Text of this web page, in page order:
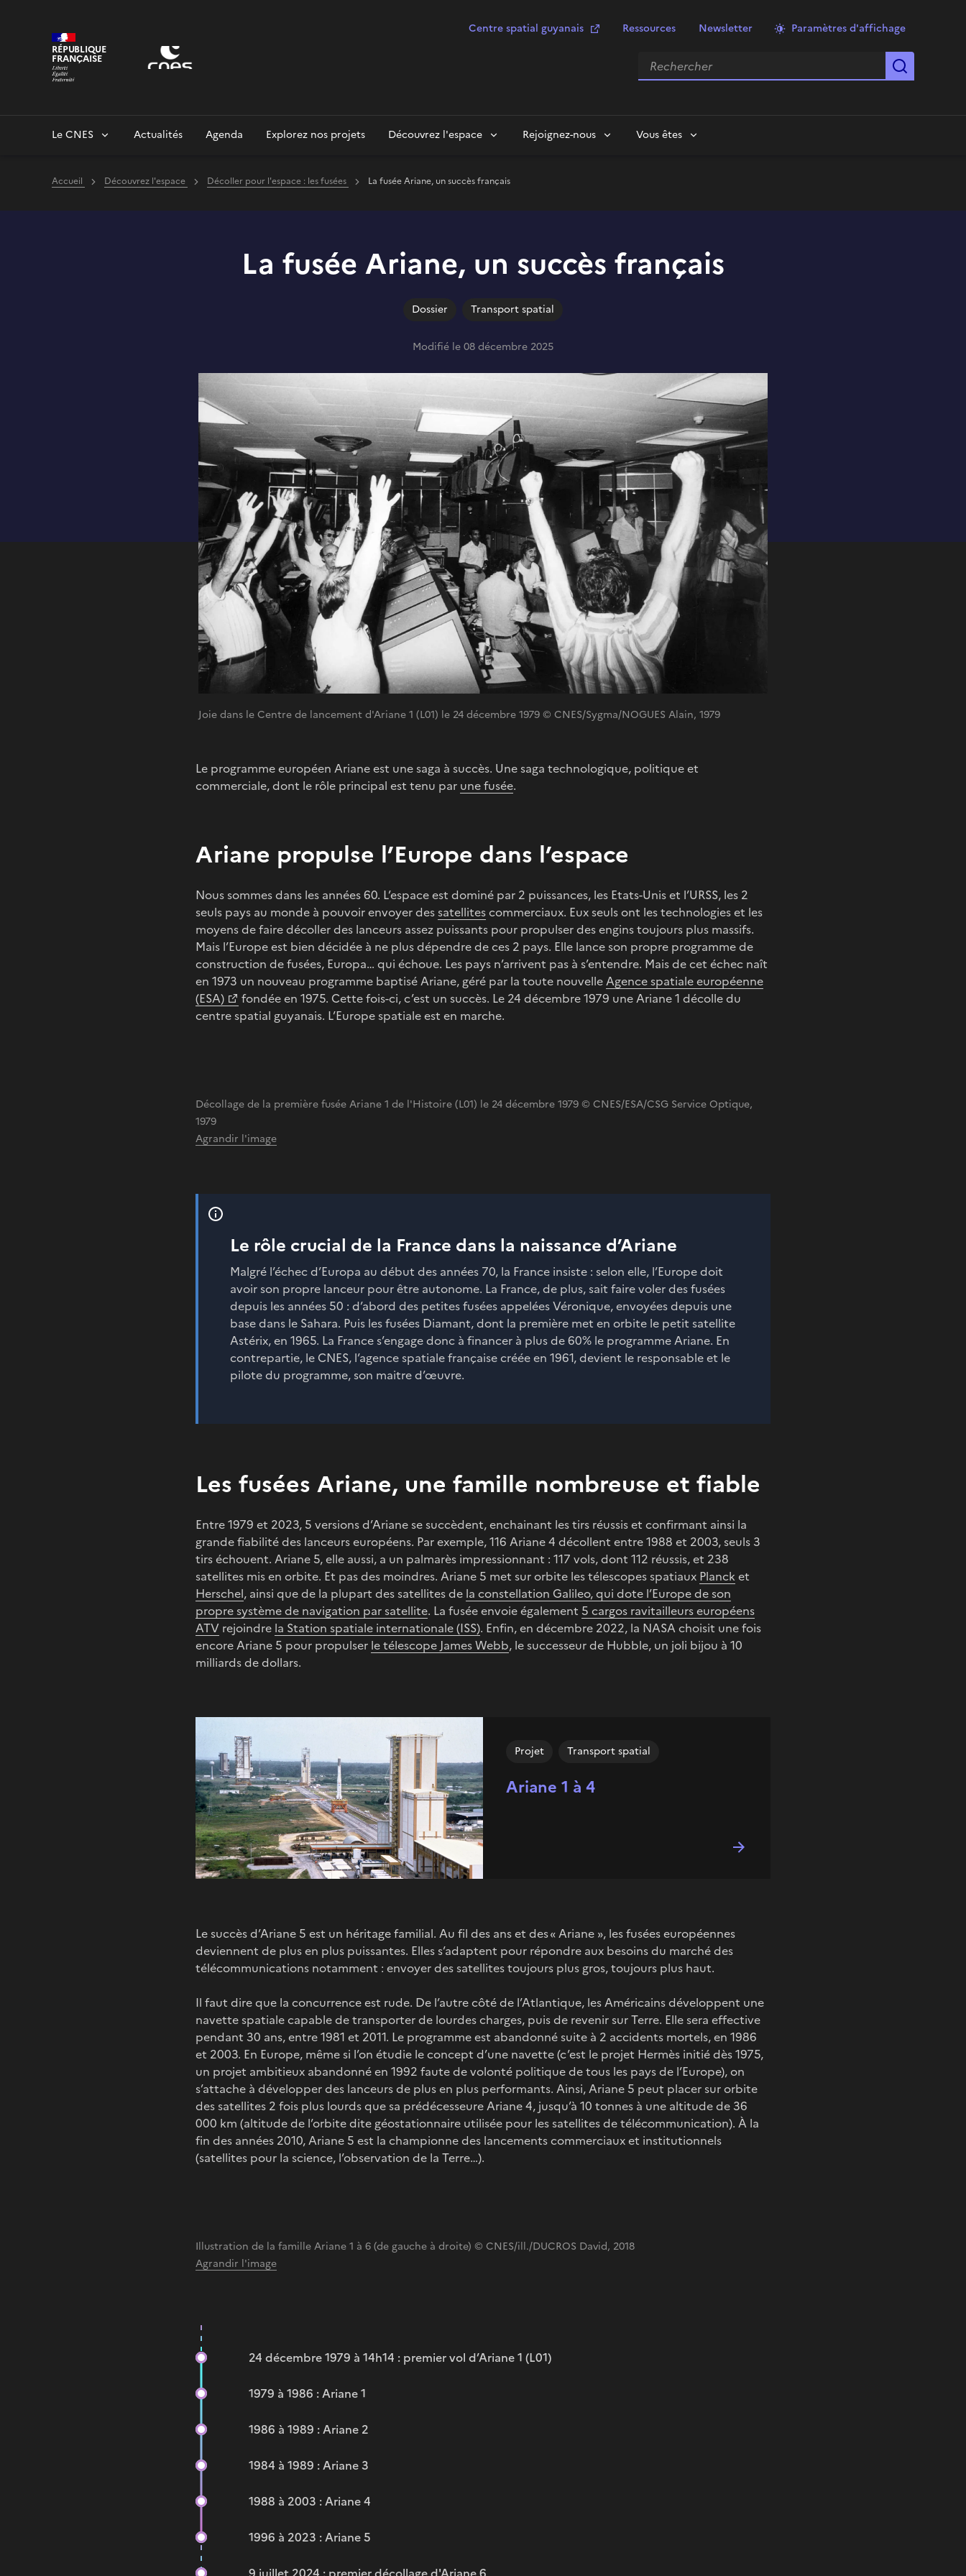
RÉPUBLIQUE
FRANÇAISE
Centre spatial guyanais Ressources Newsletter Paramètres d'affichage
Rechercher
Le CNES Actualités Agenda Explorez nos projets Découvrez l'espace Rejoignez-nous Vous êtes
Accueil Découvrez l'espace Décoller pour l'espace : les fusées La fusée Ariane, un succès français
La fusée Ariane, un succès français
Dossier Transport spatial
Modifié le 08 décembre 2025
Joie dans le Centre de lancement d'Ariane 1 (L01) le 24 décembre 1979 © CNES/Sygma/NOGUES Alain, 1979
Le programme européen Ariane est une saga à succès. Une saga technologique, politique et
commerciale, dont le rôle principal est tenu par une fusée.
Ariane propulse l’Europe dans l’espace
Nous sommes dans les années 60. L’espace est dominé par 2 puissances, les Etats-Unis et l’URSS, les 2
seuls pays au monde à pouvoir envoyer dessatellitescommerciaux. Eux seuls ont les technologies et les
moyens de faire décoller des lanceurs assez puissants pour propulser des engins toujours plus massifs.
Mais l’Europe est bien décidée à ne plus dépendre de ces 2 pays. Elle lance son propre programme de
construction de fusées, Europa… qui échoue. Les pays n’arrivent pas à s’entendre. Mais de cet échec naît
en 1973 un nouveau programme baptisé Ariane, géré par la toute nouvelleAgence spatiale européenne
(ESA)
fondée en 1975. Cette fois-ci, c’est un succès. Le 24 décembre 1979 une Ariane 1 décolle du
centre spatial guyanais. L’Europe spatiale est en marche.
Décollage de la première fusée Ariane 1 de l'Histoire (L01) le 24 décembre 1979 © CNES/ESA/CSG Service Optique,
1979
Agrandir l'image
Le rôle crucial de la France dans la naissance d’Ariane
Malgré l’échec d’Europa au début des années 70, la France insiste : selon elle, l’Europe doit
avoir son propre lanceur pour être autonome. La France, de plus, sait faire voler des fusées
depuis les années 50 : d’abord des petites fusées appelées Véronique, envoyées depuis une
base dans le Sahara. Puis les fusées Diamant, dont la première met en orbite le petit satellite
Astérix, en 1965. La France s’engage donc à financer à plus de 60% le programme Ariane. En
contrepartie, le CNES, l’agence spatiale française créée en 1961, devient le responsable et le
pilote du programme, son maitre d’œuvre.
Les fusées Ariane, une famille nombreuse et fiable
Entre 1979 et 2023, 5 versions d’Ariane se succèdent, enchainant les tirs réussis et confirmant ainsi la
grande fiabilité des lanceurs européens. Par exemple, 116 Ariane 4 décollent entre 1988 et 2003, seuls 3
tirs échouent. Ariane 5, elle aussi, a un palmarès impressionnant : 117 vols, dont 112 réussis, et 238
satellites mis en orbite. Et pas des moindres. Ariane 5 met sur orbite les télescopes spatiaux Planck et
Herschel, ainsi que de la plupart des satellites de la constellation Galileo, qui dote l’Europe de son
propre système de navigation par satellite. La fusée envoie également 5 cargos ravitailleurs européens
ATV rejoindre la Station spatiale internationale (ISS). Enfin, en décembre 2022, la NASA choisit une fois
encore Ariane 5 pour propulser le télescope James Webb, le successeur de Hubble, un joli bijou à 10
milliards de dollars.
Ariane 1 à 4
Projet Transport spatial
Le succès d’Ariane 5 est un héritage familial. Au fil des ans et des « Ariane », les fusées européennes
deviennent de plus en plus puissantes. Elles s’adaptent pour répondre aux besoins du marché des
télécommunications notamment : envoyer des satellites toujours plus gros, toujours plus haut.
Il faut dire que la concurrence est rude. De l’autre côté de l’Atlantique, les Américains développent une
navette spatiale capable de transporter de lourdes charges, puis de revenir sur Terre. Elle sera effective
pendant 30 ans, entre 1981 et 2011. Le programme est abandonné suite à 2 accidents mortels, en 1986
et 2003. En Europe, même si l’on étudie le concept d’une navette (c’est le projet Hermès initié dès 1975,
un projet ambitieux abandonné en 1992 faute de volonté politique de tous les pays de l’Europe), on
s’attache à développer des lanceurs de plus en plus performants. Ainsi, Ariane 5 peut placer sur orbite
des satellites 2 fois plus lourds que sa prédécesseure Ariane 4, jusqu’à 10 tonnes à une altitude de 36
000 km (altitude de l’orbite dite géostationnaire utilisée pour les satellites de télécommunication). À la
fin des années 2010, Ariane 5 est la championne des lancements commerciaux et institutionnels
(satellites pour la science, l’observation de la Terre…).
Illustration de la famille Ariane 1 à 6 (de gauche à droite) © CNES/ill./DUCROS David, 2018
Agrandir l'image
24 décembre 1979 à 14h14 : premier vol d’Ariane 1 (L01)
1979 à 1986 : Ariane 1
1986 à 1989 : Ariane 2
1984 à 1989 : Ariane 3
1988 à 2003 : Ariane 4
1996 à 2023 : Ariane 5